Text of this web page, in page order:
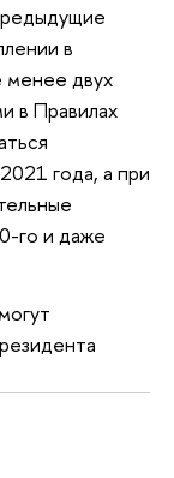
в
двух
в Правилах
года, а при
го и даже